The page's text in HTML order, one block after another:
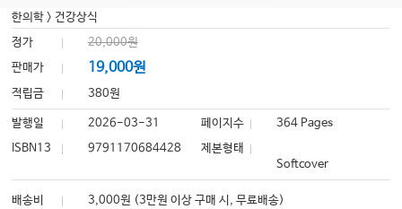
한의학 >건강상식
정가
20,000원
판매가
19,000원
적립금 380원
발행일 2026-03-31 페이지수
364 Pages
ISBN13
9791170684428
제본형태
Softcover
배송비 3,000원 (3만원 이상 구매 시, 무료배송)